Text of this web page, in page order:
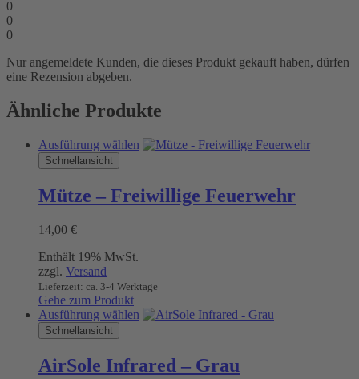
0
0
0
Nur angemeldete Kunden, die dieses Produkt gekauft haben, dürfen
eine Rezension abgeben.
Ähnliche Produkte
Ausführung wählen Dieses
mehrere
Varianten
der
gewählt
Schnellansicht
Mütze – Freiwillige Feuerwehr
14,00 €
Enthält 19% MwSt.
zzgl. Versand
Lieferzeit: ca. 3-4 Werktage
Gehe zum Produkt
Ausführung wählen Dieses
mehrere
Varianten
Schnellansicht
AirSole Infrared – Grau